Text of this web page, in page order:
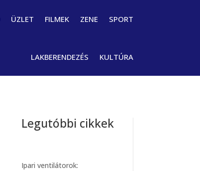
ÜZLET FILMEK ZENE SPORT
LAKBERENDEZÉS KULTÚRA
Legutóbbi cikkek
Ipari ventilátorok: